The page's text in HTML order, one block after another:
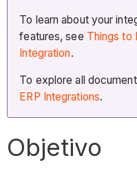
To learn about your
features, see Things to
Integration.
To explore all
ERP Integrations.
Objetivo